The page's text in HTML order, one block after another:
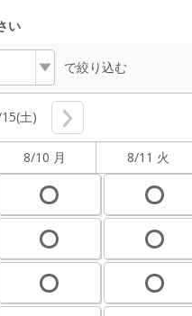
い
で絞り込む
土)
8/10 月 8/11 火